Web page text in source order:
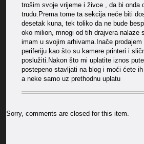
trošim svoje vrijeme i živce , da bi onda
trudu.Prema tome ta sekcija neće biti
desetak kuna, tek toliko da ne bude
oko milion, mnogi od tih drajvera nalaze
imam u svojim arhivama.Inače
periferiju kao što su kamere printeri i
poslužiti.Nakon što mi uplatite iznos
postepeno stavljati na blog i moći ćete
a neke samo uz prethodnu uplatu
Sorry, comments are closed for this item.